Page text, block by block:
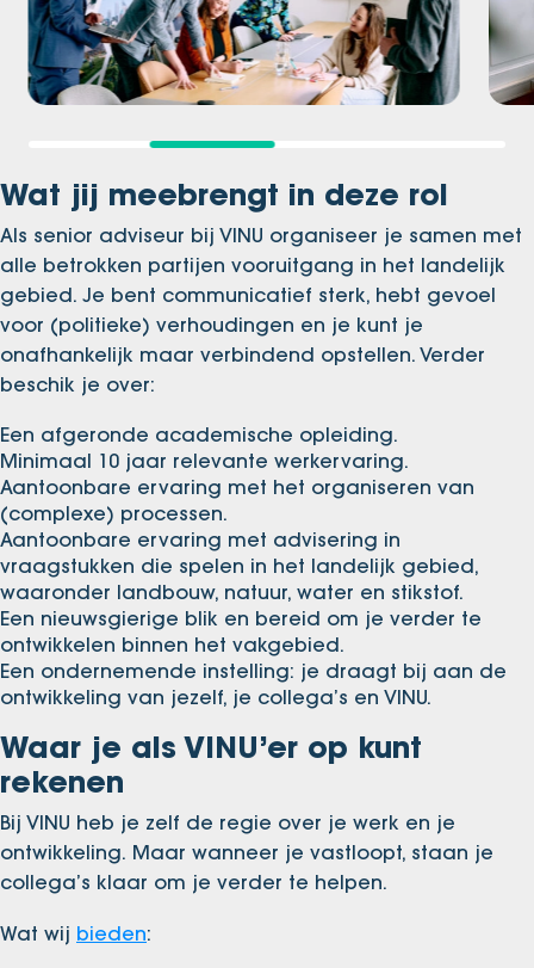
Wat jij meebrengt in deze rol
Als senior adviseur bij VINU organiseer je samen met
alle betrokken partijen vooruitgang in het landelijk
gebied. Je bent communicatief sterk, hebt gevoel
voor (politieke) verhoudingen en je kunt je
onafhankelijk maar verbindend opstellen. Verder
beschik je over:
Een afgeronde academische opleiding.
Minimaal 10 jaar relevante werkervaring.
Aantoonbare ervaring met het organiseren van
(complexe) processen.
Aantoonbare ervaring met advisering in
vraagstukken die spelen in het landelijk gebied,
waaronder landbouw, natuur, water en stikstof.
Een nieuwsgierige blik en bereid om je verder te
ontwikkelen binnen het vakgebied.
Een ondernemende instelling: je draagt bij aan de
ontwikkeling van jezelf, je collega’s en VINU.
Waar je als VINU’er op kunt
rekenen
Bij VINU heb je zelf de regie over je werk en je
ontwikkeling. Maar wanneer je vastloopt, staan je
collega’s klaar om je verder te helpen.
Wat wij bieden: